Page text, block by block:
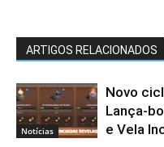
ARTIGOS RELACIONADOS
Notícias
Novo
Lança-
e Vela